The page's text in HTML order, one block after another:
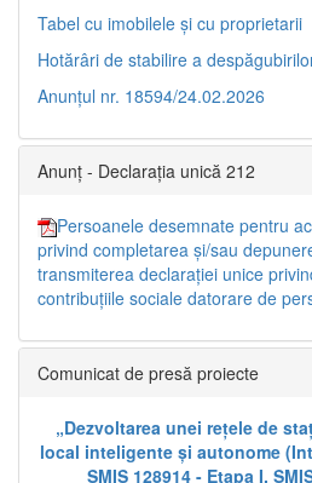
Tabel cu imobilele și cu proprietarii
Hotărâri de stabilire a
Anunțul nr. 18594/24.02.2026
Anunț - Declarația unică 212
Persoanele desemnate pentru
privind completarea și/sau
transmiterea declarației unice
contribuțiile sociale datorare de
Comunicat de presă proiecte
„Dezvoltarea unei rețele de
local inteligente și autonome
SMIS 128914 - Etapa I,